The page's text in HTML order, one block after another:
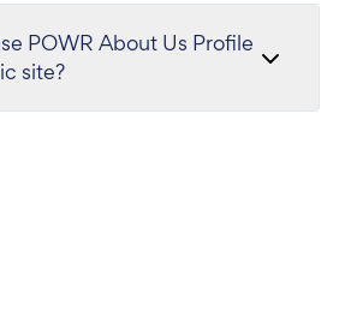
POWR About Us Profile
site?